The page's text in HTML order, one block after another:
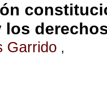
los
Garrido ,